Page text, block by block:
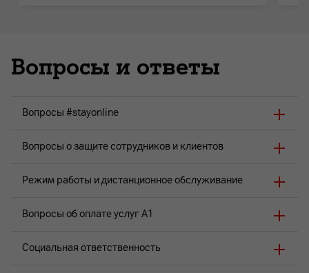
Вопросы и ответы
Вопросы #stayonline
Вопросы о защите сотрудников и клиентов
Режим работы и дистанционное обслуживание
Вопросы об оплате услуг A1
Социальная ответственность